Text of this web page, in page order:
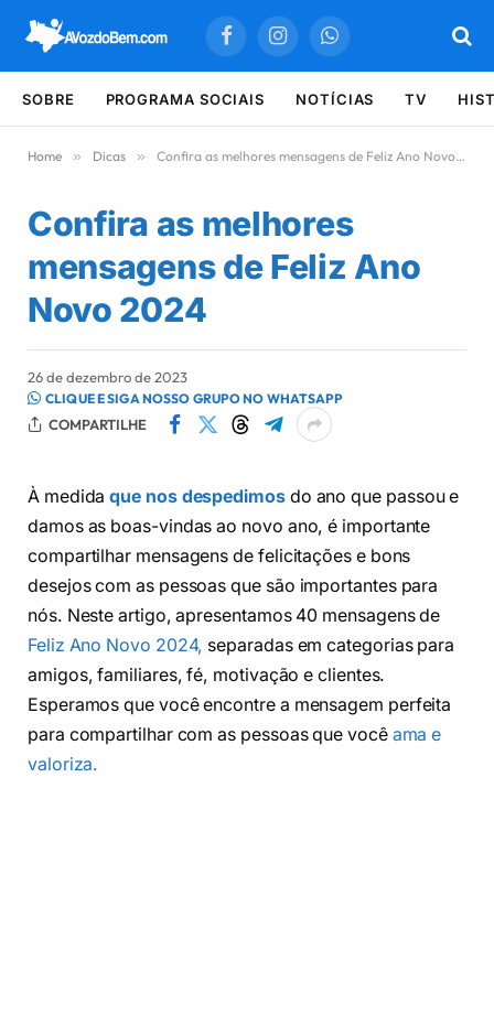
FacebookInstagramWhatsApp
SOBRE PROGRAMA SOCIAIS NOTÍCIAS TV
Home » Dicas » Confira as melhores mensagens de Feliz Ano Novo 2024
Confira as melhores
mensagens de Feliz Ano
Novo 2024
26 de dezembro de 2023
CLIQUE E SIGA NOSSO GRUPO NO WHATSAPP
COMPARTILHE
À medidaque nos despedimos do ano que passou e
damos as boas-vindas ao novo ano, é importante
compartilhar mensagens de felicitações e bons
desejos com as pessoas que são importantes para
nós. Neste artigo, apresentamos 40 mensagens de
Feliz Ano Novo 2024, separadas em categorias para
amigos, familiares, fé, motivação e clientes.
Esperamos que você encontre a mensagem perfeita
para compartilhar com as pessoas que você ama e
valoriza.